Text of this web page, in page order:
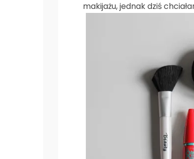
makijażu, jednak dziś